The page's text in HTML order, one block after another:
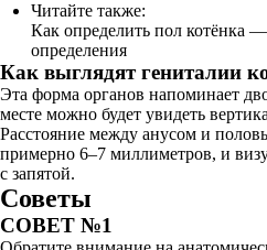
Читайте также:
Как определить пол котёнка
определения
Как выглядят гениталии
Эта форма органов напоминает
месте можно будет увидеть
Расстояние между анусом и
примерно 6–7 миллиметров, и
с запятой.
Советы
СОВЕТ №1